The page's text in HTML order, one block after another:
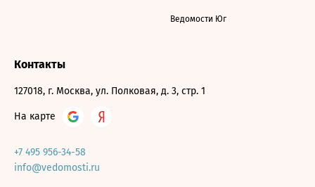
Ведомости Юг
Контакты
127018, г. Москва, ул. Полковая, д. 3, стр. 1
На карте
+7 495 956-34-58
info@vedomosti.ru